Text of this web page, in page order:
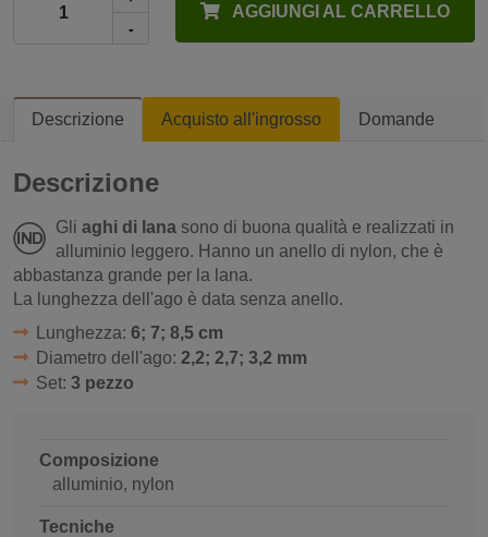
-
AGGIUNGI AL CARRELLO
Descrizione Acquisto all'ingrosso Domande
Descrizione
Gli aghi di lana sono di buona qualità e realizzati in
alluminio leggero. Hanno un anello di nylon, che è
abbastanza grande per la lana.
La lunghezza dell'ago è data senza anello.
Lunghezza: 6; 7; 8,5 cm
Diametro dell'ago: 2,2; 2,7; 3,2 mm
Set: 3 pezzo
Composizione
alluminio, nylon
Tecniche